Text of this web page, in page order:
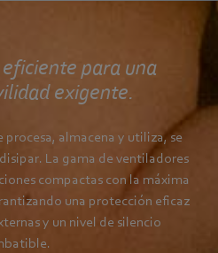
para una
exigente.
procesa, almacena y utiliza, se
La gama de ventiladores
compactas con la máxima
una protección eficaz
y un nivel de silencio